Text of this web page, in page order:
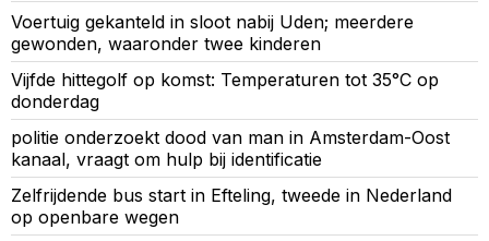
Voertuig gekanteld in sloot nabij Uden; meerdere
gewonden, waaronder twee kinderen
Vijfde hittegolf op komst: Temperaturen tot 35°C op
donderdag
politie onderzoekt dood van man in Amsterdam-Oost
kanaal, vraagt om hulp bij identificatie
Zelfrijdende bus start in Efteling, tweede in Nederland
op openbare wegen